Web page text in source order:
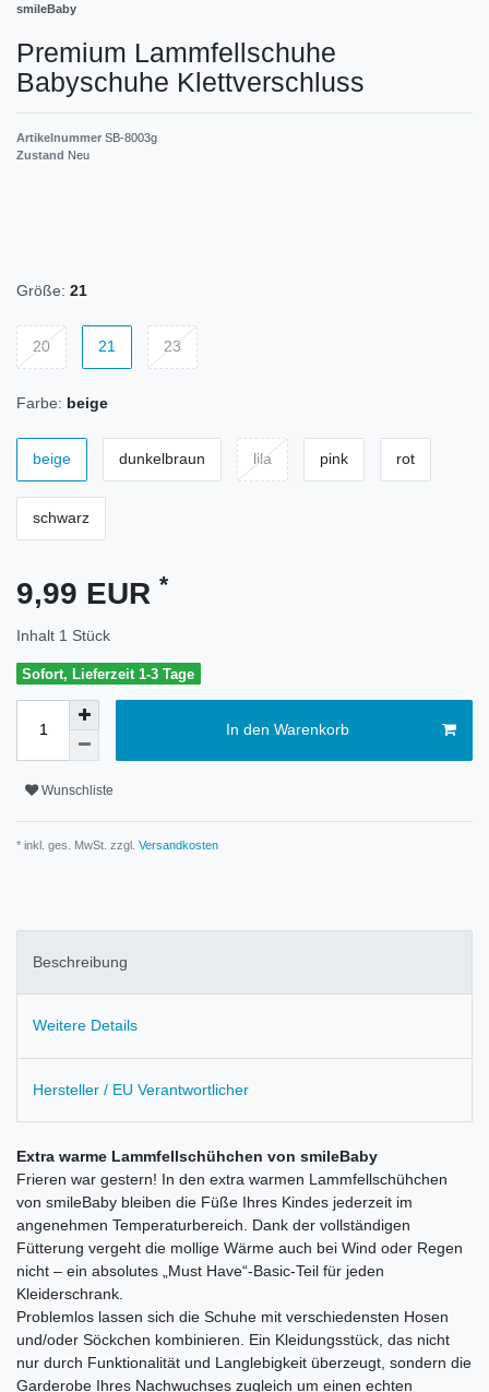
smileBaby
Premium Lammfellschuhe
Babyschuhe Klettverschluss
Artikelnummer SB-8003g
Zustand Neu
Größe: 21
20 21 23
Farbe: beige
beige dunkelbraun lila pink rot
schwarz
9,99 EUR *
Inhalt 1 Stück
Sofort, Lieferzeit 1-3 Tage
In den Warenkorb
Wunschliste
* inkl. ges. MwSt. zzgl. Versandkosten
Beschreibung
Weitere Details
Hersteller / EU Verantwortlicher
Extra warme Lammfellschühchen von smileBaby
Frieren war gestern! In den extra warmen Lammfellschühchen
von smileBaby bleiben die Füße Ihres Kindes jederzeit im
angenehmen Temperaturbereich. Dank der vollständigen
Fütterung vergeht die mollige Wärme auch bei Wind oder Regen
nicht ‒ ein absolutes „Must Have“-Basic-Teil für jeden
Kleiderschrank.
Problemlos lassen sich die Schuhe mit verschiedensten Hosen
und/oder Söckchen kombinieren. Ein Kleidungsstück, das nicht
nur durch Funktionalität und Langlebigkeit überzeugt, sondern die
Garderobe Ihres Nachwuchses zugleich um einen echten